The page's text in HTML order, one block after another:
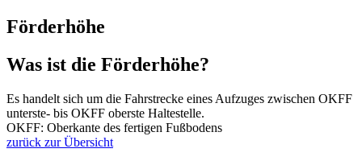
Förderhöhe
Was ist die Förderhöhe?
Es handelt sich um die Fahrstrecke eines Aufzuges zwischen OKFF
unterste- bis OKFF oberste Haltestelle.
OKFF: Oberkante des fertigen Fußbodens
zurück zur Übersicht